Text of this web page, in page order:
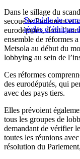
Scandale de
règles d’éthique
Dans le sillage du
secoué le Parlement et
eurodéputés, dont
ensemble de réformes
Metsola au début du
lobbying au sein de
Ces réformes
des eurodéputés, qui
avec des pays tiers.
Elles prévoient
tous les groupes de
demandant de vérifier
toutes les réunions
résolution du